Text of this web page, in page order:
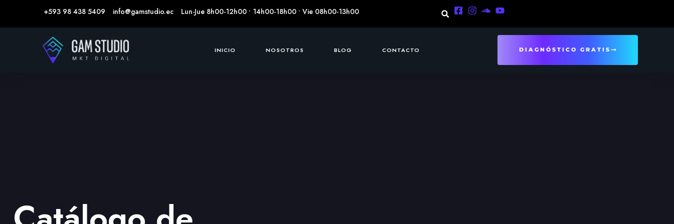
+593 98 438 5409 info@gamstudio.ec Lun-Jue 8h00-12h00 • 14h00-18h00 • Vie 08h00-13h00
INICIO NOSOTROS BLOG CONTACTO DIAGNÓSTICO GRATIS